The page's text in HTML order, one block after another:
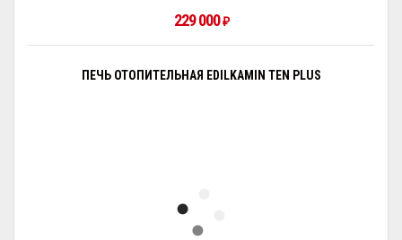
229 000₽
ПЕЧЬ ОТОПИТЕЛЬНАЯ EDILKAMIN TEN PLUS